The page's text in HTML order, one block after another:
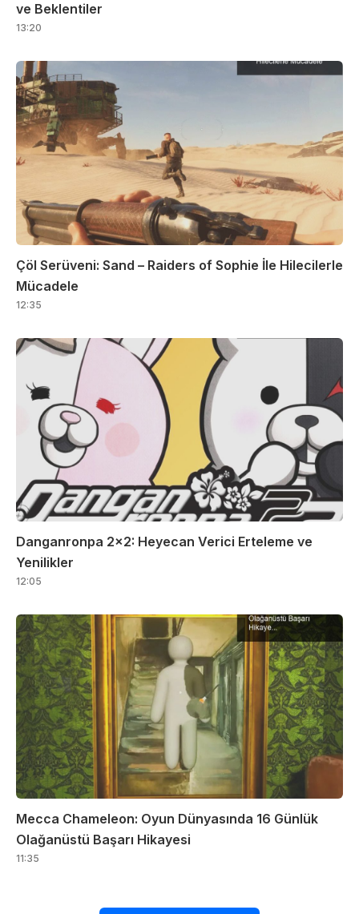
ve Beklentiler
13:20
Çöl Serüveni: Sand – Raiders of Sophie İle Hilecilerle
Mücadele
12:35
Danganronpa 2×2: Heyecan Verici Erteleme ve
Yenilikler
12:05
Mecca Chameleon: Oyun Dünyasında 16 Günlük
Olağanüstü Başarı Hikayesi
11:35